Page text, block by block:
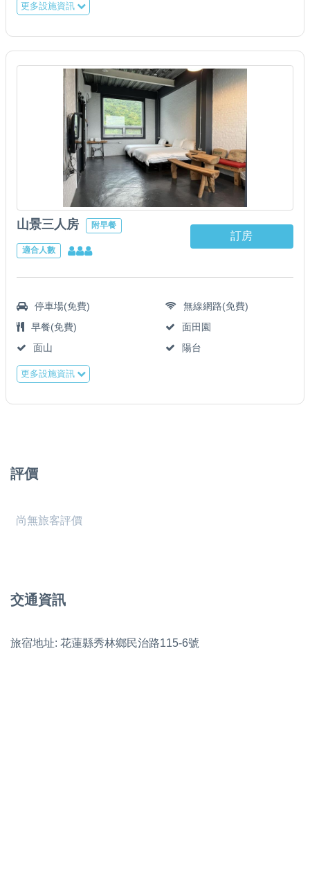
更多設施資訊
山景三人房 附早餐
適合人數
訂房
停車場(免費)
無線網路(免費)
早餐(免費)
面田園
面山
陽台
更多設施資訊
評價
尚無旅客評價
交通資訊
旅宿地址: 花蓮縣秀林鄉民治路115-6號